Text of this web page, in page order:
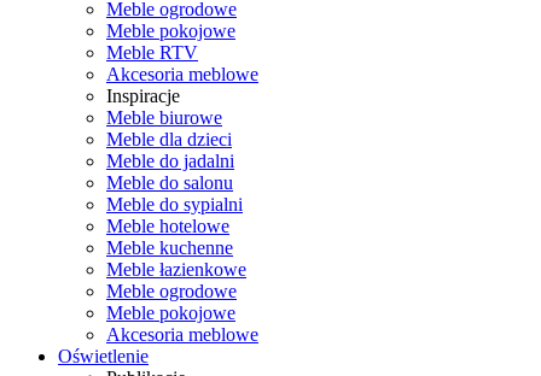
Meble ogrodowe
Meble pokojowe
Meble RTV
Akcesoria meblowe
Inspiracje
Meble biurowe
Meble dla dzieci
Meble do jadalni
Meble do salonu
Meble do sypialni
Meble hotelowe
Meble kuchenne
Meble łazienkowe
Meble ogrodowe
Meble pokojowe
Akcesoria meblowe
Oświetlenie